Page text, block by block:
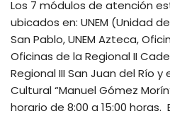
Los 7 módulos de atención
ubicados en: UNEM (Unidad
San Pablo, UNEM Azteca,
Oficinas de la Regional II
Regional III San Juan del Río
Cultural “Manuel Gómez
horario de 8:00 a 15:00 horas.